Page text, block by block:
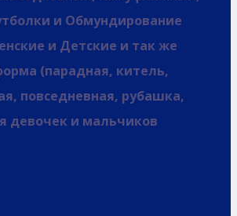
и Обмундирование
и Детские и так же
(парадная, китель,
повседневная, рубашка,
девочек и мальчиков